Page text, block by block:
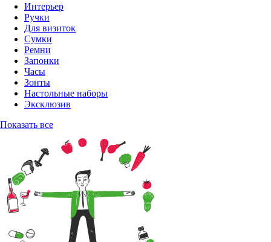
Интерьер
Ручки
Для визиток
Сумки
Ремни
Запонки
Часы
Зонты
Настольные наборы
Эксклюзив
Показать все